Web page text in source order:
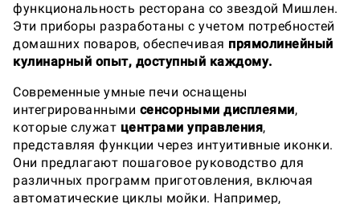
функциональность ресторана со звездой Мишлен.
Эти приборы разработаны с учетом потребностей
домашних поваров, обеспечивая прямолинейный
кулинарный опыт, доступный каждому.
Современные умные печи оснащены
интегрированными сенсорными дисплеями,
которые служат центрами управления,
представляя функции через интуитивные иконки.
Они предлагают пошаговое руководство для
различных программ приготовления, включая
автоматические циклы мойки. Например,